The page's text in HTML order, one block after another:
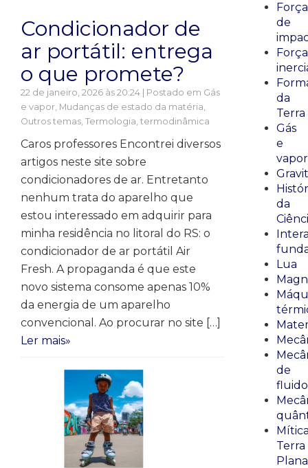
Condicionador de
ar portátil: entrega
o que promete?
22 de janeiro, 2026 às 20:24 | Postado em Gás
e vapor, Mudanças de estado da matéria,
Outros temas, Termologia, termodinâmica
Caros professores Encontrei diversos
artigos neste site sobre
condicionadores de ar. Entretanto
nenhum trata do aparelho que
estou interessado em adquirir para
minha residência no litoral do RS: o
condicionador de ar portátil Air
Fresh. A propaganda é que este
novo sistema consome apenas 10%
da energia de um aparelho
convencional. Ao procurar no site […]
Ler mais»
Força
de
da
Terra
Gás
e
vapor
da
Lua
de
Terra
Plana